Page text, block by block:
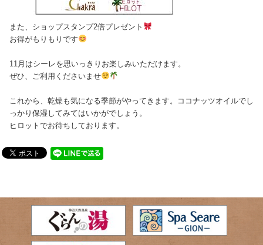
また、ショップスタンプ2倍プレゼント
お得がもりもりです
11月はシーレを思いっきりお楽しみいただけます。
ぜひ、ご利用くださいませ
これから、乾燥も気になる季節がやってきます。ココナッツオイルでし
っかり保湿してみてはいかがでしょう。
ヒロットでお待ちしております。